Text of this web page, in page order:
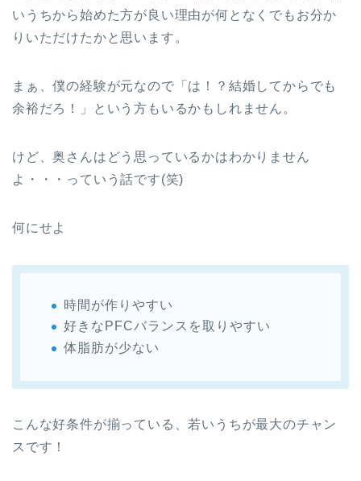
いうちから始めた方が良い理由が何となくでもお分か
りいただけたかと思います。
まぁ、僕の経験が元なので「は！？結婚してからでも
余裕だろ！」という方もいるかもしれません。
けど、奥さんはどう思っているかはわかりません
よ・・・っていう話です(笑)
何にせよ
時間が作りやすい
好きなPFCバランスを取りやすい
体脂肪が少ない
こんな好条件が揃っている、若いうちが最大のチャン
スです！